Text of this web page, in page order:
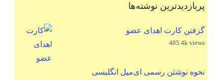
پربازدیدترین نوشته‌ها
گرفتن کارت اهدای عضو
485.4k views
نحوه نوشتن رسمی ای‌میل انگلیسی